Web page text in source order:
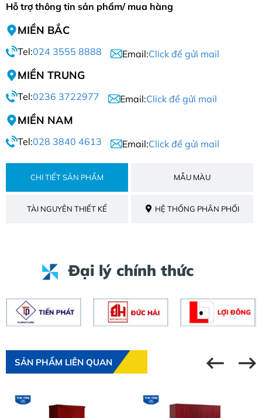
Hỗ trợ thông tin sản phẩm/ mua hàng
MIỀN BẮC
Tel:024 3555 8888 Email:Click để gửi mail
MIỀN TRUNG
Tel:0236 3722977 Email:Click để gửi mail
MIỀN NAM
Tel:028 3840 4613 Email:Click để gửi mail
CHI TIẾT SẢN PHẨM MẪU MÀU
TÀI NGUYÊN THIẾT KẾ HỆ THỐNG PHÂN PHỐI
Đại lý chính thức
SẢN PHẨM LIÊN QUAN